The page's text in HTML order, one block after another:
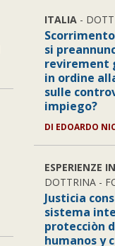
ITALIA -
si
revirement
in ordine
sulle
impiego?
DI EDOARDO
ESPERIENZE
DOTTRINA -
Justicia
sistema
protecciòn
humanos y